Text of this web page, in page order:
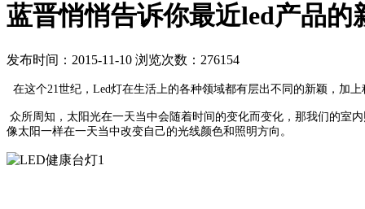
蓝晋悄悄告诉你最近led产品的
发布时间：2015-11-10 浏览次数：276154
在这个21世纪，Led灯在生活上的各种领域都有层出不同的新颖，加
众所周知，太阳光在一天当中会随着时间的变化而变化，那我们的室
像太阳一样在一天当中改变自己的光线颜色和照明方向。